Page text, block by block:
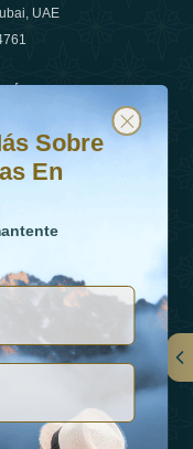
UAE
tendencias en
actualizado
Sobre
En